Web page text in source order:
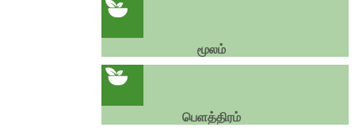
மூலம்
பெளத்திரம்